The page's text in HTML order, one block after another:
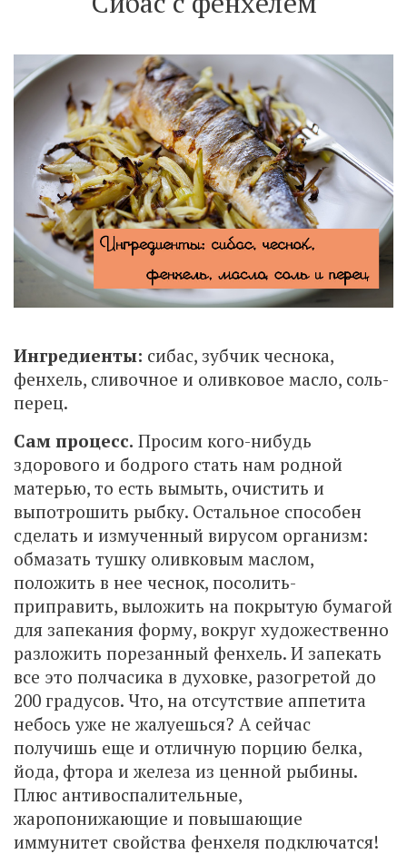
Ингредиенты: сибас, зубчик чеснока,
фенхель, сливочное и оливковое масло, соль-
перец.
Сам процесс. Просим кого-нибудь
здорового и бодрого стать нам родной
матерью, то есть вымыть, очистить и
выпотрошить рыбку. Остальное способен
сделать и измученный вирусом организм:
обмазать тушку оливковым маслом,
положить в нее чеснок, посолить-
приправить, выложить на покрытую бумагой
для запекания форму, вокруг художественно
разложить порезанный фенхель. И запекать
все это полчасика в духовке, разогретой до
200 градусов. Что, на отсутствие аппетита
небось уже не жалуешься? А сейчас
получишь еще и отличную порцию белка,
йода, фтора и железа из ценной рыбины.
Плюс антивоспалительные,
жаропонижающие и повышающие
иммунитет свойства фенхеля подключатся!